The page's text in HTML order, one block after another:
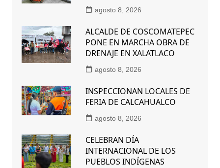
agosto 8, 2026
ALCALDE DE COSCOMATEPEC
PONE EN MARCHA OBRA DE
DRENAJE EN XALATLACO
agosto 8, 2026
INSPECCIONAN LOCALES DE
FERIA DE CALCAHUALCO
agosto 8, 2026
CELEBRAN DÍA
INTERNACIONAL DE LOS
PUEBLOS INDÍGENAS